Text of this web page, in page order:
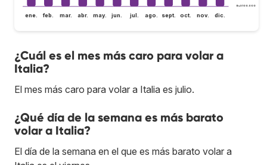
Bs.S100.000
ene. feb. mar. abr. may. jun. jul. ago. sept. oct. nov. dic.
¿Cuál es el mes más caro para volar a
Italia?
El mes más caro para volar a Italia es julio.
¿Qué día de la semana es más barato
volar a Italia?
El día de la semana en el que es más barato volar a